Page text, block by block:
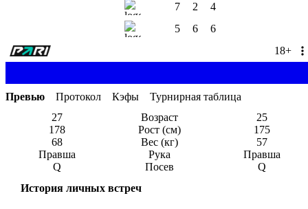
7
5
2
6
4
6
18+
Превью Протокол Кэфы
Турнирная таблица
27
Возраст
25
178
Рост (см)
175
68
Вес (кг)
57
Правша
Рука
Правша
Q
Посев
Q
История личных встреч